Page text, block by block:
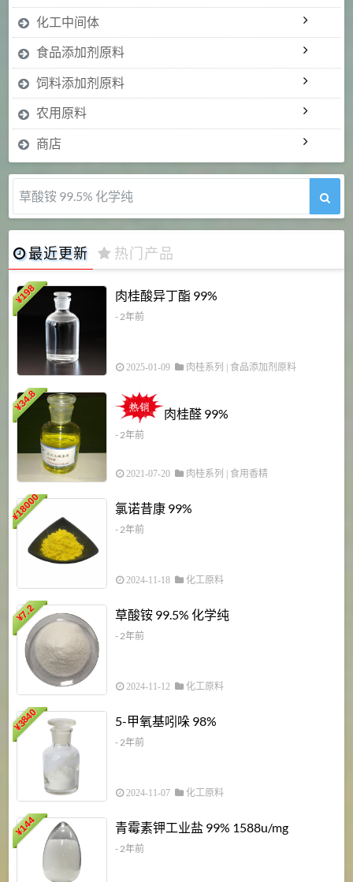
化工中间体
食品添加剂原料
饲料添加剂原料
农用原料
商店
草酸铵 99.5% 化学纯
最近更新 热门产品
¥
198 肉桂酸异丁酯 99%
- 2年前
2025-01-09 肉桂系列 食品添加剂原料
¥
34.8
肉桂醛 99%
- 2年前
2021-07-20 肉桂系列 食用香精
¥
18000 氯诺昔康 99%
- 2年前
2024-11-18 化工原料
¥
7.2 草酸铵 99.5% 化学纯
- 2年前
2024-11-12 化工原料
¥
3840 5-甲氧基吲哚 98%
- 2年前
2024-11-07 化工原料
¥
144 青霉素钾工业盐 99% 1588u/mg
- 2年前